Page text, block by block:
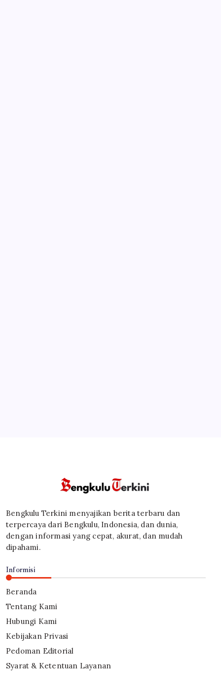
Bengkulu Terkini menyajikan berita terbaru dan
terpercaya dari Bengkulu, Indonesia, dan dunia,
dengan informasi yang cepat, akurat, dan mudah
dipahami.
Informisi
Beranda
Tentang Kami
Hubungi Kami
Kebijakan Privasi
Pedoman Editorial
Syarat & Ketentuan Layanan